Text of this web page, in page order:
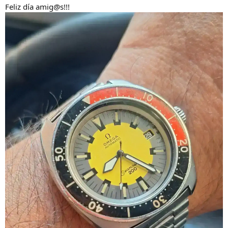
Feliz día amig@s!!!